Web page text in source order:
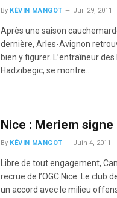
By KÉVIN MANGOT Juil 29, 2011
Après une saison
dernière, Arles-Avignon
bien y figurer. L’entraîneur
Hadzibegic, se montre…
Nice : Meriem signe
By KÉVIN MANGOT Juin 4, 2011
Libre de tout engagement,
recrue de l’OGC Nice. Le club
un accord avec le milieu